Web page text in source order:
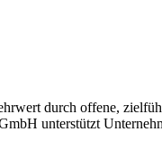
durch offene,
unterstützt